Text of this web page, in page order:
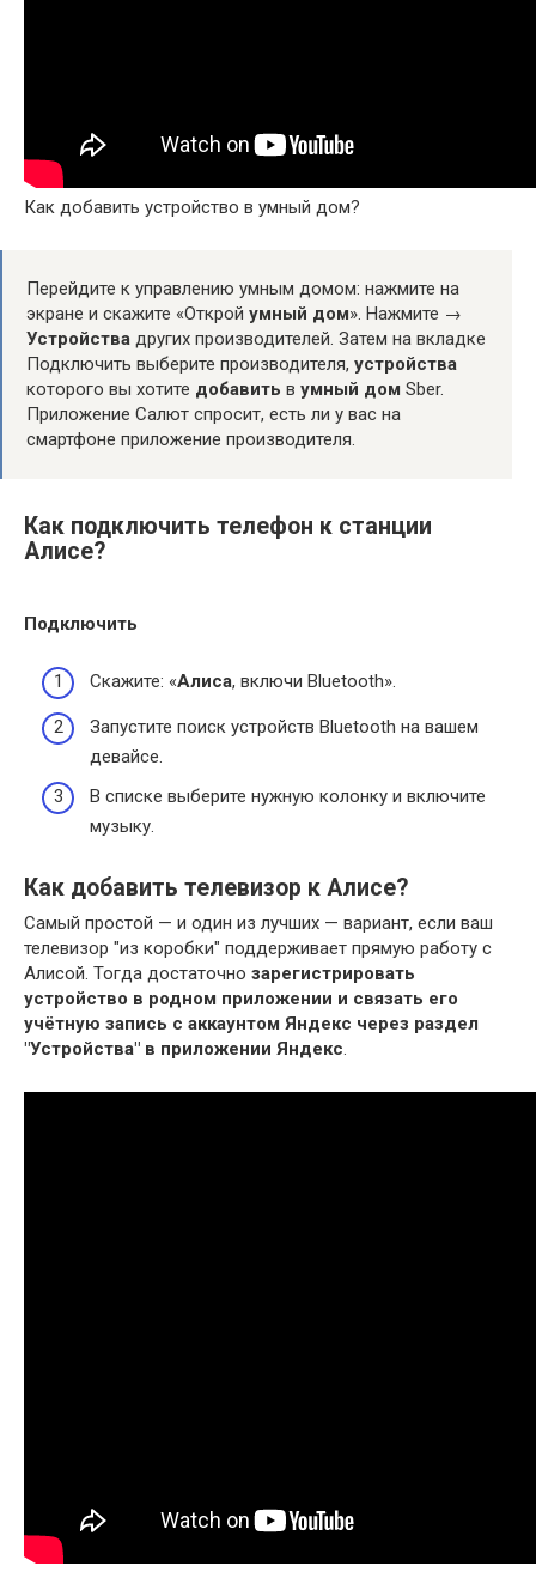
Как добавить устройство в умный дом?
Перейдите к управлению умным домом: нажмите на
экране и скажите «Открой умный дом». Нажмите →
Устройства других производителей. Затем на вкладке
Подключить выберите производителя, устройства
которого вы хотите добавить в умный дом Sber.
Приложение Салют спросит, есть ли у вас на
смартфоне приложение производителя.
Как подключить телефон к станции
Алисе?
Подключить
Скажите: «Алиса, включи Bluetooth».
Запустите поиск устройств Bluetooth на вашем
девайсе.
В списке выберите нужную колонку и включите
музыку.
Как добавить телевизор к Алисе?
Самый простой — и один из лучших — вариант, если ваш
телевизор "из коробки" поддерживает прямую работу с
Алисой. Тогда достаточно зарегистрировать
устройство в родном приложении и связать его
учётную запись с аккаунтом Яндекс через раздел
"Устройства" в приложении Яндекс.